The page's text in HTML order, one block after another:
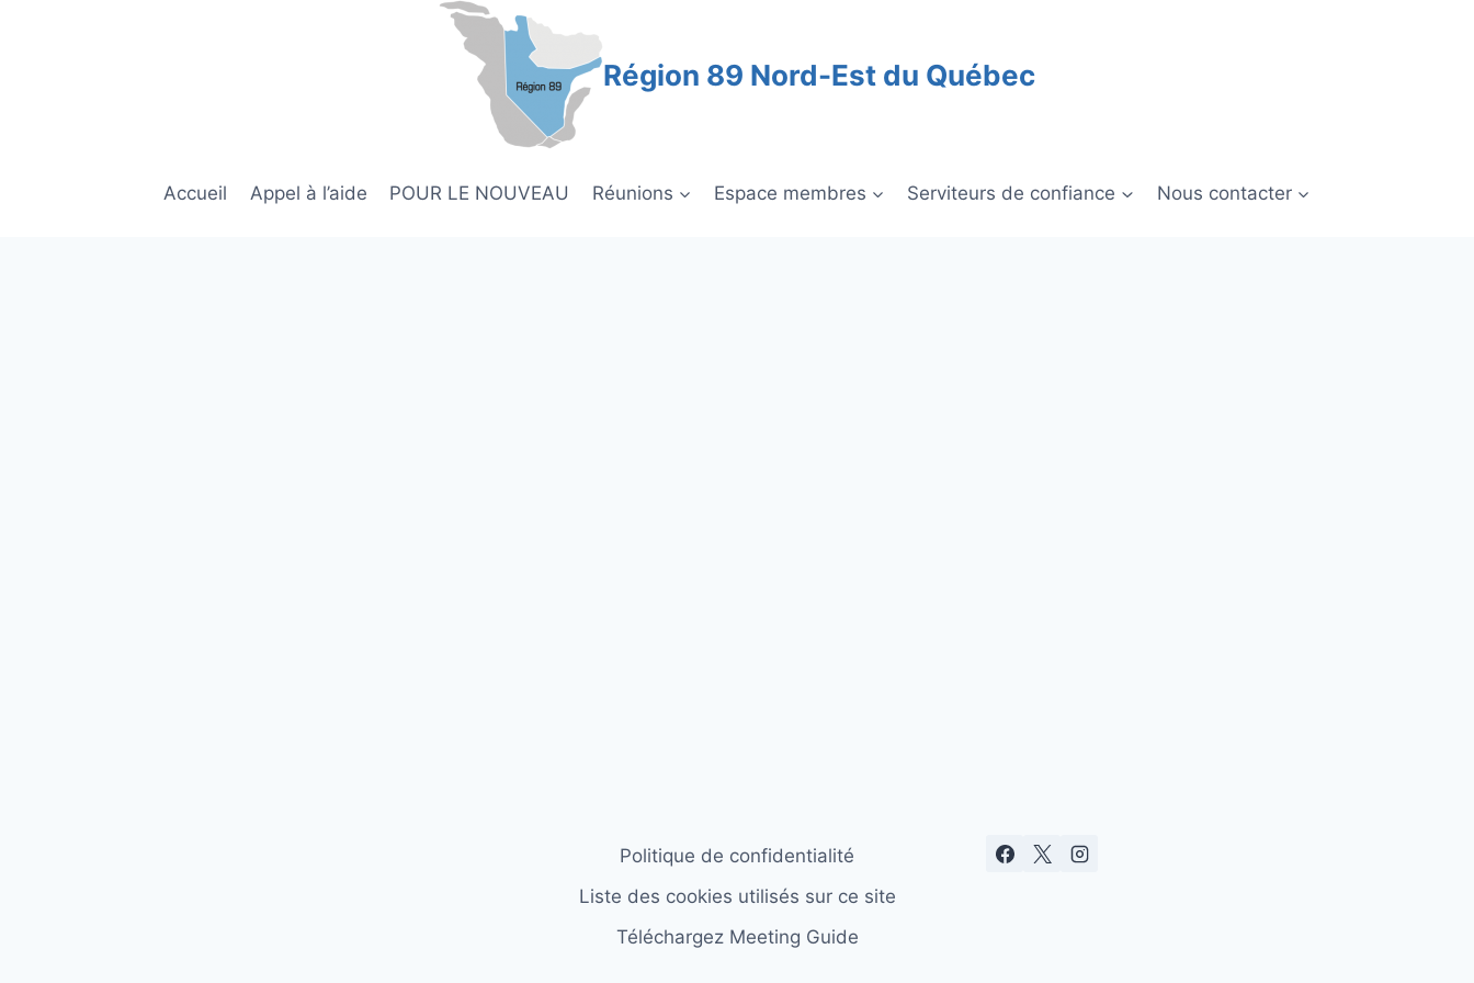
Région 89 Nord-Est du Québec
Accueil Appel à l’aide POUR LE NOUVEAU Réunions Espace membres Serviteurs de confiance Nous contacter
Politique de confidentialité
Liste des cookies utilisés sur ce site
Téléchargez Meeting Guide